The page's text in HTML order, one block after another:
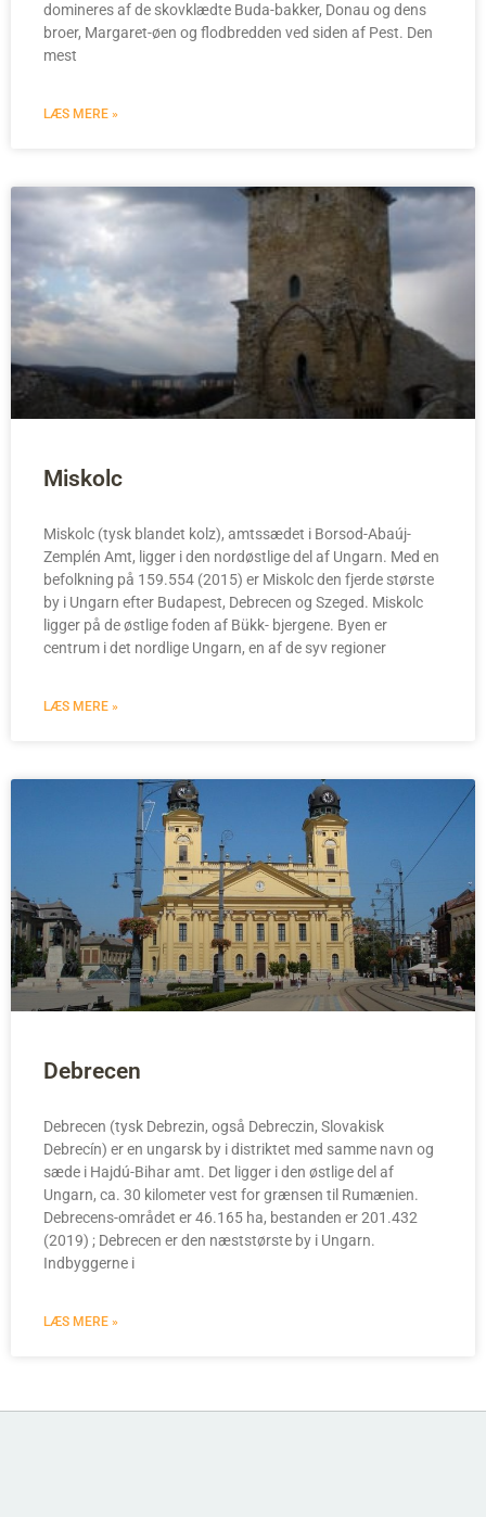
domineres af de skovklædte Buda-bakker, Donau og dens
broer, Margaret-øen og flodbredden ved siden af Pest. Den
mest
LÆS MERE »
Miskolc
Miskolc (tysk blandet kolz), amtssædet i Borsod-Abaúj-
Zemplén Amt, ligger i den nordøstlige del af Ungarn. Med en
befolkning på 159.554 (2015) er Miskolc den fjerde største
by i Ungarn efter Budapest, Debrecen og Szeged. Miskolc
ligger på de østlige foden af Bükk- bjergene. Byen er
centrum i det nordlige Ungarn, en af de syv regioner
LÆS MERE »
Debrecen
Debrecen (tysk Debrezin, også Debreczin, Slovakisk
Debrecín) er en ungarsk by i distriktet med samme navn og
sæde i Hajdú-Bihar amt. Det ligger i den østlige del af
Ungarn, ca. 30 kilometer vest for grænsen til Rumænien.
Debrecens-området er 46.165 ha, bestanden er 201.432
(2019) ; Debrecen er den næststørste by i Ungarn.
Indbyggerne i
LÆS MERE »